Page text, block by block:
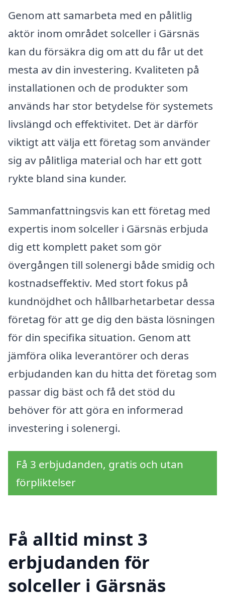
Genom att samarbeta med en pålitlig
aktör inom området solceller i Gärsnäs
kan du försäkra dig om att du får ut det
mesta av din investering. Kvaliteten på
installationen och de produkter som
används har stor betydelse för systemets
livslängd och effektivitet. Det är därför
viktigt att välja ett företag som använder
sig av pålitliga material och har ett gott
rykte bland sina kunder.
Sammanfattningsvis kan ett företag med
expertis inom solceller i Gärsnäs erbjuda
dig ett komplett paket som gör
övergången till solenergi både smidig och
kostnadseffektiv. Med stort fokus på
kundnöjdhet och hållbarhetarbetar dessa
företag för att ge dig den bästa lösningen
för din specifika situation. Genom att
jämföra olika leverantörer och deras
erbjudanden kan du hitta det företag som
passar dig bäst och få det stöd du
behöver för att göra en informerad
investering i solenergi.
Få 3 erbjudanden, gratis och utan
förpliktelser
Få alltid minst 3
erbjudanden för
solceller i Gärsnäs